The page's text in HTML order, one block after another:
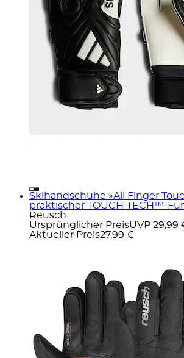
Skihandschuhe »All Finger
praktischer TOUCH-TECH™-
Reusch
Ursprünglicher PreisUVP 29,99
Aktueller Preis27,99 €